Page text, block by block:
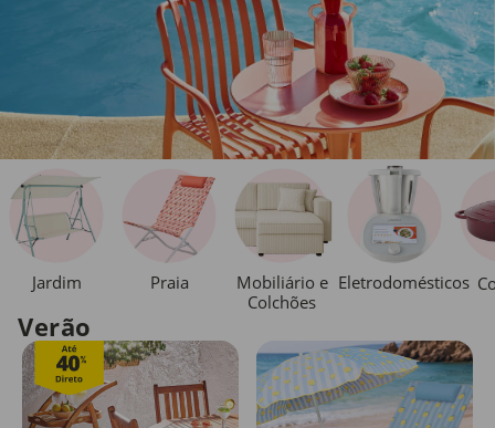
Jardim Praia
Mobiliário e
Colchões
Eletrodomésticos
Verão